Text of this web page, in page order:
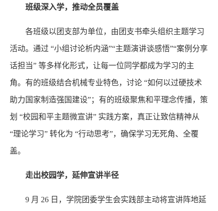
班级深入学，推动全员覆盖
各班级以团支部为单位，由团支书牵头组织主题学习
活动。通过 “小组讨论析内涵”“主题演讲谈感悟”“案例分享
话担当” 等多样化形式，让每一位同学都成为学习的主
角。有的班级结合机械专业特色，讨论 “如何以过硬技术
助力国家制造强国建设”；有的班级聚焦和平理念传播，策
划 “校园和平主题微宣讲” 实践方案，真正让致信精神从
“理论学习” 转化为 “行动思考”，确保学习无死角、全覆
盖。
走出校园学，延伸宣讲半径
9 月 26 日，学院团委学生会实践部主动将宣讲阵地延